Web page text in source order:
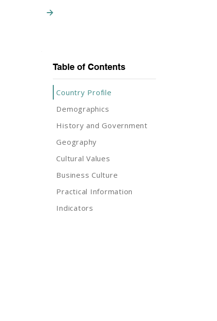
Table of Contents
Country Profile
Demographics
History and Government
Geography
Cultural Values
Business Culture
Practical Information
Indicators